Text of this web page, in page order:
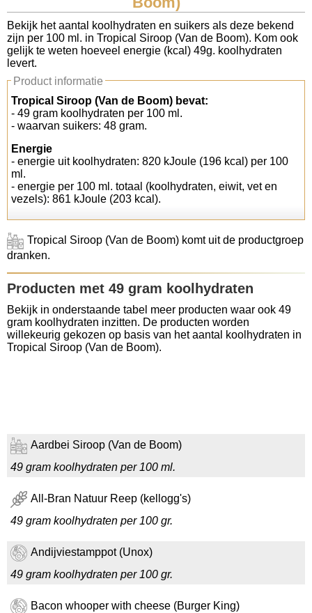
Koolhydraten tellen
Links
Bekijk het aantal koolhydraten en suikers als deze bekend
zijn per 100 ml. in Tropical Siroop (Van de Boom). Kom ook
gelijk te weten hoeveel energie (kcal) 49g. koolhydraten
levert.
Product informatie
Tropical Siroop (Van de Boom) bevat:
- 49 gram koolhydraten per 100 ml.
- waarvan suikers: 48 gram.
Energie
- energie uit koolhydraten: 820 kJoule (196 kcal) per 100
ml.
- energie per 100 ml. totaal (koolhydraten, eiwit, vet en
vezels): 861 kJoule (203 kcal).
Tropical Siroop (Van de Boom) komt uit de productgroep
dranken.
Producten met 49 gram koolhydraten
Bekijk in onderstaande tabel meer producten waar ook 49
gram koolhydraten inzitten. De producten worden
willekeurig gekozen op basis van het aantal koolhydraten in
Tropical Siroop (Van de Boom).
Aardbei Siroop (Van de Boom)
49 gram koolhydraten per 100 ml.
All-Bran Natuur Reep (kellogg's)
49 gram koolhydraten per 100 gr.
Andijviestamppot (Unox)
49 gram koolhydraten per 100 gr.
Bacon whooper with cheese (Burger King)